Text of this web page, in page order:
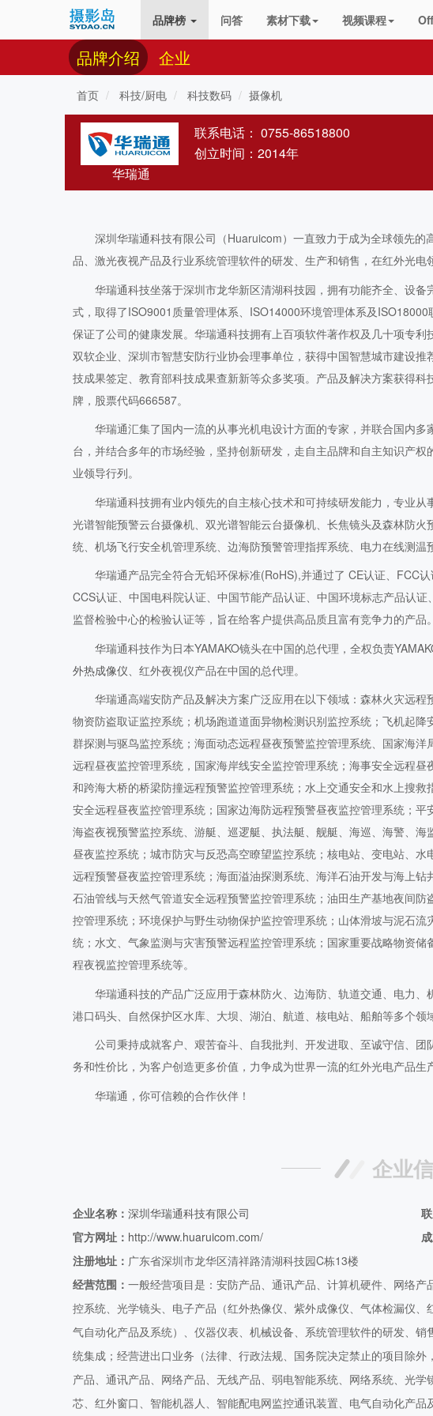
品牌榜 问答 素材下载 视频课程
品牌介绍 企业
首页 科技/厨电 科技数码 摄像机
华瑞通
联系电话： 0755-86518800
创立时间：2014年
深圳华瑞通科技有限公司（Huaruicom）一直致力于成为全球领先
品、激光夜视产品及行业系统管理软件的研发、生产和销售，在红外光电
华瑞通科技坐落于深圳市龙华新区清湖科技园，拥有功能齐全、设
式，取得了ISO9001质量管理体系、ISO14000环境管理体系及
保证了公司的健康发展。华瑞通科技拥有上百项软件著作权及几十项专
双软企业、深圳市智慧安防行业协会理事单位，获得中国智慧城市建设
技成果签定、教育部科技成果查新新等众多奖项。产品及解决方案获得
牌，股票代码666587。
华瑞通汇集了国内一流的从事光机电设计方面的专家，并联合国内
台，并结合多年的市场经验，坚持创新研发，走自主品牌和自主知识产
业领导行列。
华瑞通科技拥有业内领先的自主核心技术和可持续研发能力，专业
光谱智能预警云台摄像机、双光谱智能云台摄像机、长焦镜头及森林防
统、机场飞行安全机管理系统、边海防预警管理指挥系统、电力在线测温
华瑞通产品完全符合无铅环保标准(RoHS),并通过了 CE认证、FCC
CCS认证、中国电科院认证、中国节能产品认证、中国环境标志产品认
监督检验中心的检验认证等，旨在给客户提供高品质且富有竞争力的产品。
华瑞通科技作为日本YAMAKO镜头在中国的总代理，全权负责
外热成像仪 、红外夜视仪产品在中国的总代理。
华瑞通高端安防产品及解决方案广泛应用在以下领域：森林火灾远
物资防盗取证监控系统；机场跑道道面异物检测识别监控系统；飞机起
群探测与驱鸟监控系统；海面动态远程昼夜预警监控管理系统、国家海
远程昼夜监控管理系统，国家海岸线安全监控管理系统；海事安全远程
和跨海大桥的桥梁防撞远程预警监控管理系统；水上交通安全和水上搜
安全远程昼夜监控管理系统；国家边海防远程预警昼夜监控管理系统；
海盗夜视预警监控系统、游艇、巡逻艇、执法艇、舰艇、海巡、海警、
昼夜监控系统；城市防灾与反恐高空瞭望监控系统；核电站、变电站、
远程预警昼夜监控管理系统；海面溢油探测系统、海洋石油开发与海上
石油管线与天然气管道安全远程预警监控管理系统；油田生产基地夜间
控管理系统；环境保护与野生动物保护监控管理系统；山体滑坡与泥石
统；水文、气象监测与灾害预警远程监控管理系统；国家重要战略物资
程夜视监控管理系统等。
华瑞通科技的产品广泛应用于森林防火、边海防、轨道交通、电力、
港口码头、自然保护区水库、大坝、湖泊、航道、核电站、船舶等多个领域
公司秉持成就客户、艰苦奋斗、自我批判、开发进取、至诚守信、
务和性价比，为客户创造更多价值，力争成为世界一流的红外光电产品生
华瑞通，你可信赖的合作伙伴！
企业
企业名称： 深圳华瑞通科技有限公司
官方网址： http://www.huaruicom.com/
注册地址： 广东省深圳市龙华区清祥路清湖科技园C栋13楼
经营范围： 一般经营项目是：安防产品、通讯产品、计算机硬件、网络
控系统、光学镜头、电子产品（红外热像仪、紫外成像仪、气体检漏仪
气自动化产品及系统）、仪器仪表、机械设备、系统管理软件的研发、
统集成；经营进出口业务（法律、行政法规、国务院决定禁止的项目除
产品、通讯产品、网络产品、无线产品、弱电智能系统、网络系统、光
芯、红外窗口、智能机器人、智能配电网监控通讯装置、电气自动化产